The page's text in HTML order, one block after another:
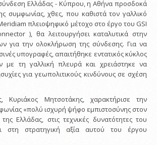
σύνδεση Ελλάδας - Κύπρου, η Αθήνα προσδοκά
συμφωνίας, χθες, που καθιστά τον γαλλικό
πλειοψηφικό μέτοχο στο έργο του GSI
), θα λειτουργήσει καταλυτικά στην
για την ολοκλήρωση της σύνδεσης. Για να
υπογραφές, απαιτήθηκε εντατικός κύκλος
με τη γαλλική πλευρά και χρειάστηκε να
για γεωπολιτικούς κινδύνους σε σχέση
Μητσοτάκης, χαρακτήρισε την
«πολύ ισχυρή ψήφο εμπιστοσύνης στον
Ελλάδας, στις τεχνικές δυνατότητες του
στρατηγική αξία αυτού του έργου